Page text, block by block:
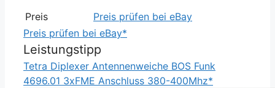
Preis
Preis prüfen bei eBay
Preis prüfen bei eBay*
Leistungstipp
Tetra Diplexer Antennenweiche BOS Funk
4696.01 3xFME Anschluss 380-400Mhz*